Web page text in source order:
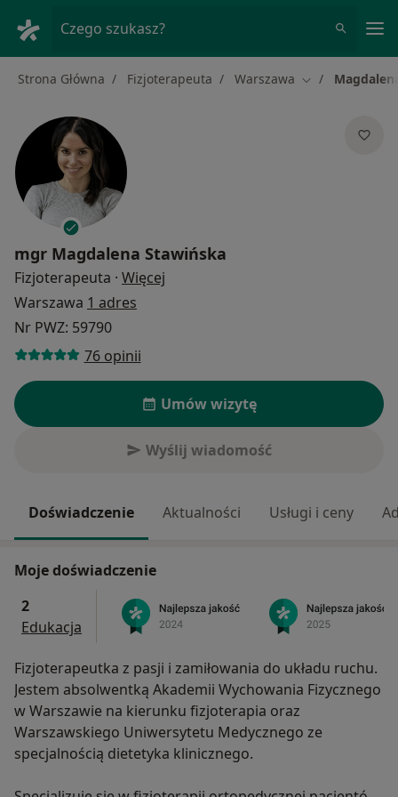
Czego szukasz?
Strona Główna Fizjoterapeuta Warszawa Zmień miasto
mgr Magdalena Stawińska
Fizjoterapeuta · Więcej
Warszawa 1 adres
Nr PWZ: 59790
76 opinii
Umów wizytę
Wyślij wiadomość
Doświadczenie Aktualności Usługi i ceny
Moje doświadczenie
2
Edukacja
Fizjoterapeutka z pasji i zamiłowania do układu ruchu.
Jestem absolwentką Akademii Wychowania Fizycznego
w Warszawie na kierunku fizjoterapia oraz
Warszawskiego Uniwersytetu Medycznego ze
specjalnością dietetyka klinicznego.